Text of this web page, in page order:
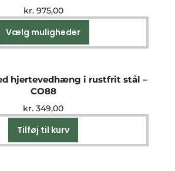
kr.975,00
Vælg muligheder
vare
varianter.
kan
hjertevedhæng i rustfrit stål –
CO88
kr. 349,00
Tilføj til kurv